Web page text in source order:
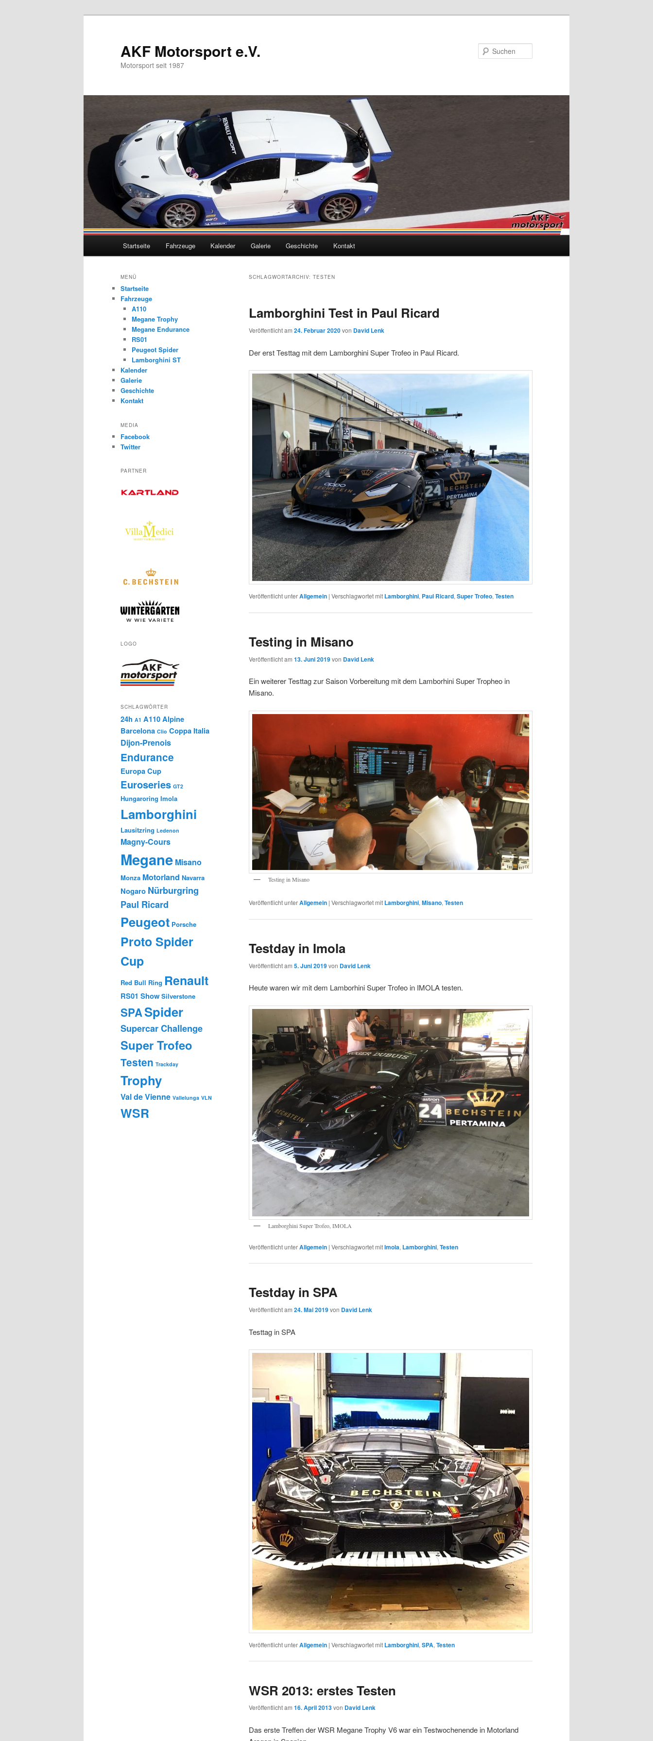
AKF Motorsport e.V.
Motorsport seit 1987
Startseite Fahrzeuge Kalender Galerie Geschichte Kontakt
SCHLAGWORTARCHIV: TESTEN
Lamborghini Test in Paul Ricard
Veröffentlicht am 24. Februar 2020von David Lenk
Der erst Testtag mit dem Lamborghini Super Trofeo in Paul Ricard.
Veröffentlicht unterAllgemein | Verschlagwortet mit Lamborghini, Paul Ricard,Super Trofeo,Testen
Testing in Misano
Veröffentlicht am 13. Juni 2019von David Lenk
Ein weiterer Testtag zur Saison Vorbereitung mit dem Lamborhini Super Tropheo in
Misano.
Testing in Misano
Veröffentlicht unterAllgemein | Verschlagwortet mit Lamborghini, Misano, Testen
Testday in Imola
Veröffentlicht am 5. Juni 2019von David Lenk
Heute waren wir mit dem Lamborhini Super Trofeo in IMOLA testen.
Lamborghini Super Trofeo, IMOLA
Veröffentlicht unterAllgemein | Verschlagwortet mitImola, Lamborghini, Testen
Testday in SPA
Veröffentlicht am 24. Mai 2019von David Lenk
Testtag in SPA
Veröffentlicht unterAllgemein | Verschlagwortet mit Lamborghini, SPA, Testen
WSR 2013: erstes Testen
Veröffentlicht am 16. April 2013von David Lenk
Das erste Treffen der WSR Megane Trophy V6 war ein Testwochenende in Motorland
MENÜ
Startseite
Fahrzeuge
A110
Megane Trophy
Megane Endurance
RS01
Peugeot Spider
Lamborghini ST
Kalender
Galerie
Geschichte
Kontakt
MEDIA
Facebook
Twitter
PARTNER
LOGO
SCHLAGWÖRTER
24h A1 A110Alpine
Barcelona Clio Coppa Italia
Dijon-Prenois
Endurance
Europa Cup
Euroseries GT2
Hungaroring Imola
Lamborghini
Lausitzring Ledenon
Magny-Cours
Megane Misano
Monza Motorland Navarra
Nogaro Nürburgring
Paul Ricard
Peugeot Porsche
Proto Spider
Cup
Red Bull Ring Renault
RS01 Show Silverstone
SPASpider
Supercar Challenge
Super Trofeo
Testen Trackday
Trophy
Val de Vienne Vallelunga VLN
WSR